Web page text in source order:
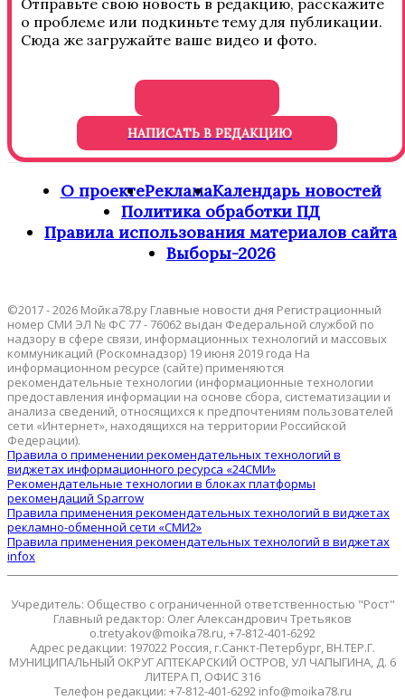
Отправьте свою новость в редакцию, расскажите
о проблеме или подкиньте тему для публикации.
Сюда же загружайте ваше видео и фото.
НАПИСАТЬ В РЕДАКЦИЮ
О проектеРекламаКалендарь новостей
Политика обработки ПД
Правила использования материалов сайта
Выборы-2026
©2017 - 2026 Мойка78.ру Главные новости дня Регистрационный
номер СМИ ЭЛ № ФС 77 - 76062 выдан Федеральной службой по
надзору в сфере связи, информационных технологий и массовых
коммуникаций (Роскомнадзор) 19 июня 2019 года На
информационном ресурсе (сайте) применяются
рекомендательные технологии (информационные технологии
предоставления информации на основе сбора, систематизации и
анализа сведений, относящихся к предпочтениям пользователей
сети «Интернет», находящихся на территории Российской
Федерации).
Правила о применении рекомендательных технологий в
виджетах информационного ресурса «24СМИ»
Рекомендательные технологии в блоках платформы
рекомендаций Sparrow
Правила применения рекомендательных технологий в виджетах
рекламно-обменной сети «СМИ2»
Правила применения рекомендательных технологий в виджетах
infox
Учредитель: Общество с ограниченной ответственностью "Рост"
Главный редактор: Олег Александрович Третьяков
o.tretyakov@moika78.ru, +7-812-401-6292
Адрес редакции: 197022 Россия, г.Санкт-Петербург, ВН.ТЕР.Г.
МУНИЦИПАЛЬНЫЙ ОКРУГ АПТЕКАРСКИЙ ОСТРОВ, УЛ ЧАПЫГИНА, Д. 6
ЛИТЕРА П, ОФИС 316
Телефон редакции: +7-812-401-6292 info@moika78.ru